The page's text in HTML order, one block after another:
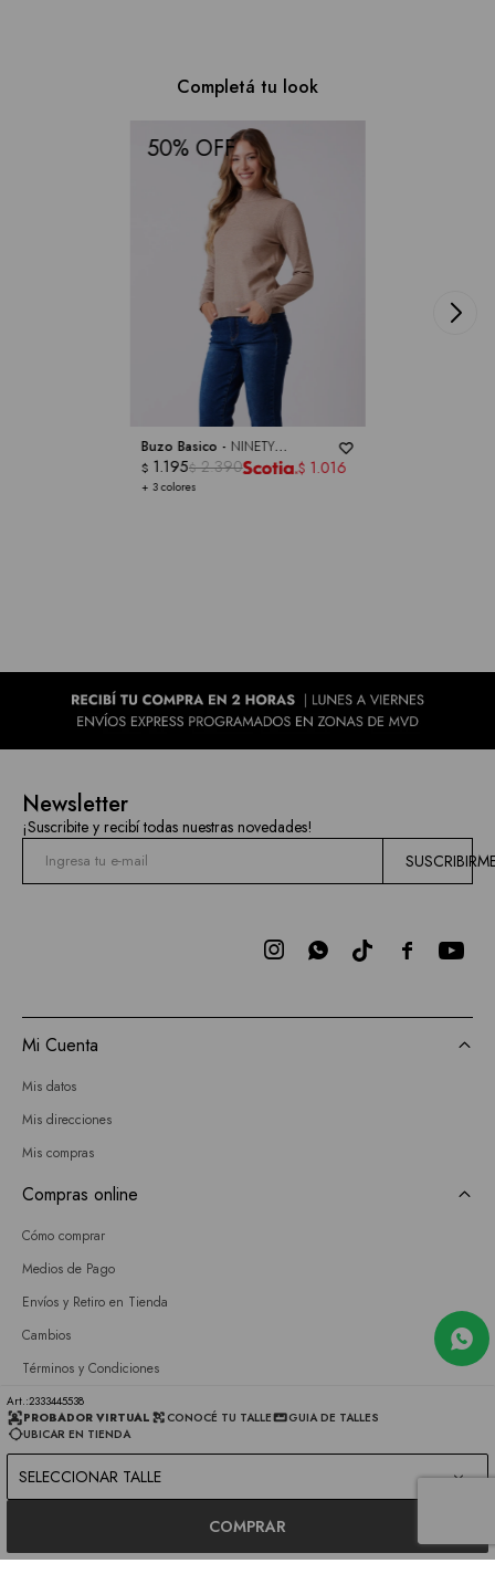
2333445538
PROBADOR VIRTUAL
CONOCÉ TU TALLE
GUIA DE TALLES
UBICAR EN TIENDA
SELECCIONAR TALLE
COMPRAR
Completá tu look
50
Buzo Basico - NINETY
CLOTHING
+ 3 colores
$ 1.195$ 2.390 $ 1.016
Newsletter
¡Suscribite y recibí todas nuestras novedades!

 
Mi Cuenta
Mis datos
Mis direcciones
Mis compras
Compras online
Cómo comprar
Medios de Pago
Envíos y Retiro en Tienda
Cambios
Términos y Condiciones
GIFT CARD
Empresa
Sobre nosotros
Únete a nuestro equipo